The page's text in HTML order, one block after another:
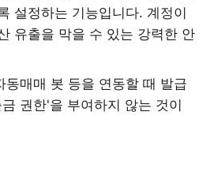
설정하는 기능입니다. 계정이
유출을 막을 수 있는 강력한 안
동매매 봇 등을 연동할 때 발급
권한'을 부여하지 않는 것이